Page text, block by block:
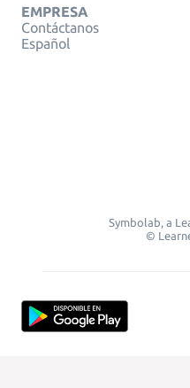
EMPRESA
Contáctanos
Español
Symbolab, a
©